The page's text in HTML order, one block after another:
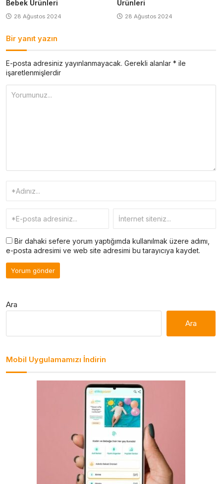
Bebek Ürünleri
28 Ağustos 2024
Ürünleri
28 Ağustos 2024
Bir yanıt yazın
E-posta adresiniz yayınlanmayacak. Gerekli alanlar * ile
işaretlenmişlerdir
Bir dahaki sefere yorum yaptığımda kullanılmak üzere adımı,
e-posta adresimi ve web site adresimi bu tarayıcıya kaydet.
Ara
Ara
Mobil Uygulamamızı İndirin